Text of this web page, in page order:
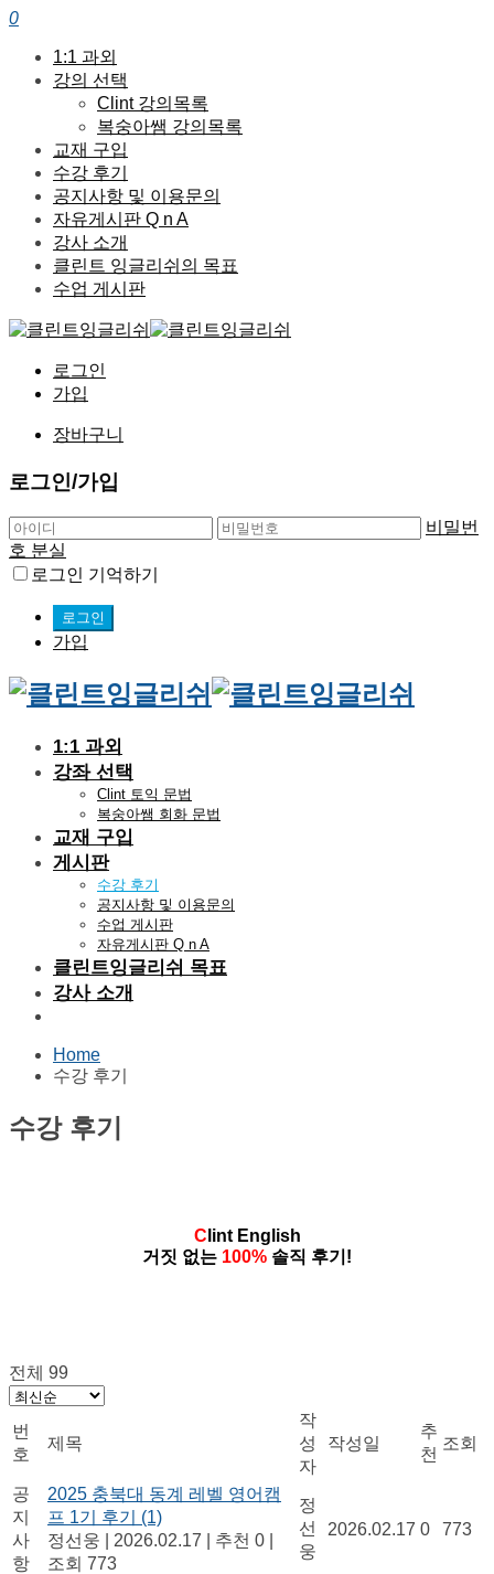
0
1:1 과외
강의 선택
Clint 강의목록
복숭아쌤 강의목록
교재 구입
수강 후기
공지사항 및 이용문의
자유게시판 Q n A
강사 소개
클린트 잉글리쉬의 목표
수업 게시판
로그인
가입
장바구니
로그인/가입
비밀번
호 분실
로그인 기억하기
가입
1:1 과외
강좌 선택
Clint 토익 문법
복숭아쌤 회화 문법
교재 구입
게시판
수강 후기
공지사항 및 이용문의
수업 게시판
자유게시판 Q n A
클린트잉글리쉬 목표
강사 소개
Home
수강 후기
수강 후기
C lint English
거짓 없는 100% 솔직 후기!
전체 99
번
호
제목
작
성
자
작성일
추
천
조회
공
지
사
항
2025 충북대 동계 레벨 영어캠
프 1기 후기 (1)
정선웅
2026.02.17 추천 0
조회 773
정
선
웅
2026.02.17 0 773